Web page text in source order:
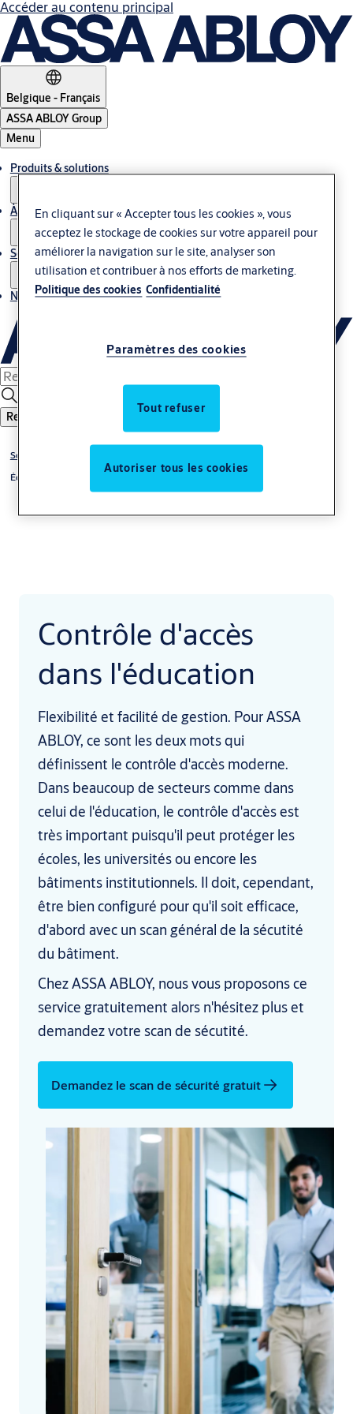
Accéder au contenu principal
Belgique - Français
ASSA ABLOY Group
Menu
Produits & solutions
À propos de nous
Service
Nous contacter
Recherche
Solution par secteur
Éducation
Contrôle d'accès
dans l'éducation
Flexibilité et facilité de gestion. Pour ASSA
ABLOY, ce sont les deux mots qui
définissent le contrôle d'accès moderne.
Dans beaucoup de secteurs comme dans
celui de l'éducation, le contrôle d'accès est
très important puisqu'il peut protéger les
écoles, les universités ou encore les
bâtiments institutionnels. Il doit, cependant,
être bien configuré pour qu'il soit efficace,
d'abord avec un scan général de la sécutité
du bâtiment.
Chez ASSA ABLOY, nous vous proposons ce
service gratuitement alors n'hésitez plus et
demandez votre scan de sécutité.
Demandez le scan de sécurité gratuit
En cliquant sur « Accepter tous les cookies », vous
acceptez le stockage de cookies sur votre appareil pour
améliorer la navigation sur le site, analyser son
utilisation et contribuer à nos efforts de marketing.
Politique des cookies Confidentialité
Paramètres des cookies
Tout refuser
Autoriser tous les cookies